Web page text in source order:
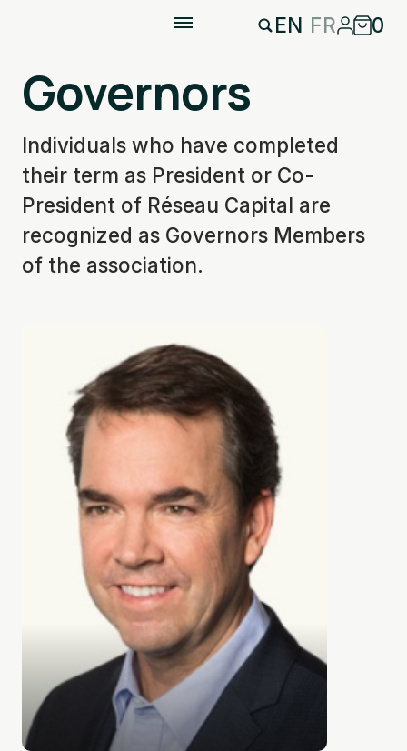
EN FR 0
Governors
Individuals who have completed
their term as President or Co-
President of Réseau Capital are
recognized as Governors Members
of the association.